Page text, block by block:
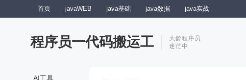
首页 javaWEB java基础 java数据 java实战
程序员一代码搬运工
大龄程序员
迷茫中
AI工具